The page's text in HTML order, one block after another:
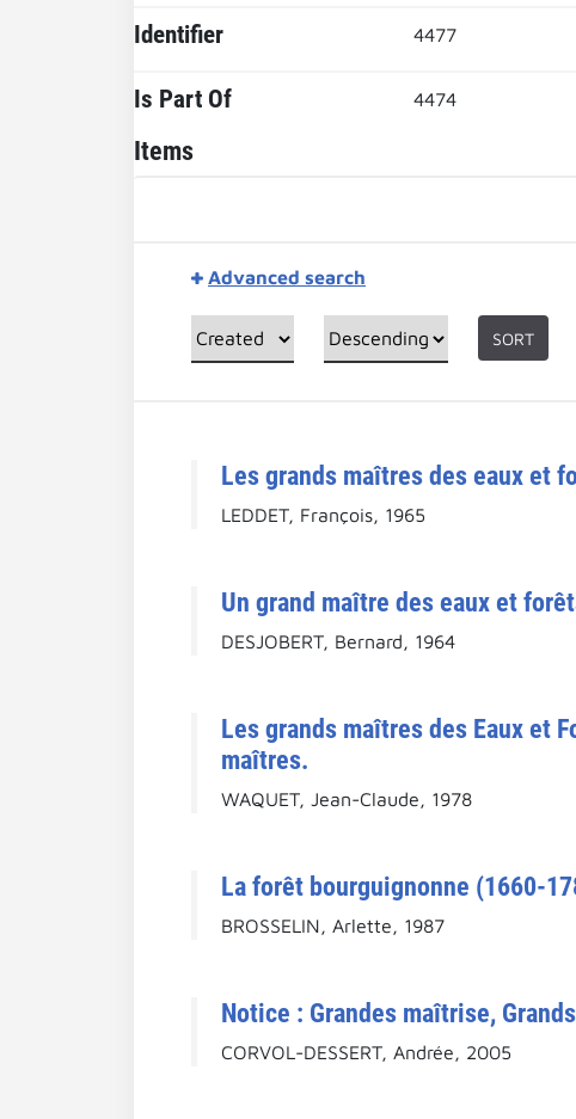
Identifier 4477
Is Part Of 4474
Items
Advanced search
SORT
Les grands maîtres des eaux et
LEDDET, François, 1965
Un grand maître des eaux et
DESJOBERT, Bernard, 1964
Les grands maîtres des Eaux et
maîtres.
WAQUET, Jean-Claude, 1978
La forêt bourguignonne (1660-
BROSSELIN, Arlette, 1987
Notice : Grandes maîtrise,
CORVOL-DESSERT, Andrée, 2005